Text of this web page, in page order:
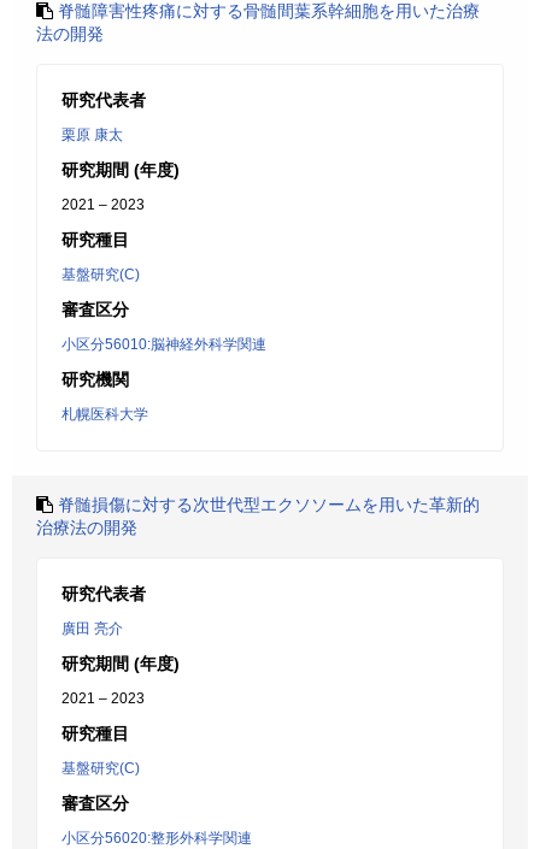
脊髄障害性疼痛に対する骨髄間葉系幹細胞を用いた治療
法の開発
研究代表者
栗原 康太
研究期間 (年度)
2021 – 2023
研究種目
基盤研究(C)
審査区分
小区分56010:脳神経外科学関連
研究機関
札幌医科大学
脊髄損傷に対する次世代型エクソソームを用いた革新的
治療法の開発
研究代表者
廣田 亮介
研究期間 (年度)
2021 – 2023
研究種目
基盤研究(C)
審査区分
小区分56020:整形外科学関連